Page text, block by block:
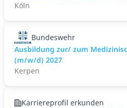
Köln
Bundeswehr
Ausbildung zur/ zum
(m/w/d) 2027
Kerpen
Karriereprofil erkunden